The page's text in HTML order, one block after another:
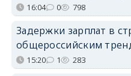
16:04 0 798
Задержки зарплат в
общероссийским
15:20 1 283